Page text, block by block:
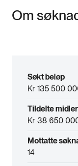
Om
Søkt beløp
Kr 135 500
Tildelte midler
Kr 38 650
Mottatte
14